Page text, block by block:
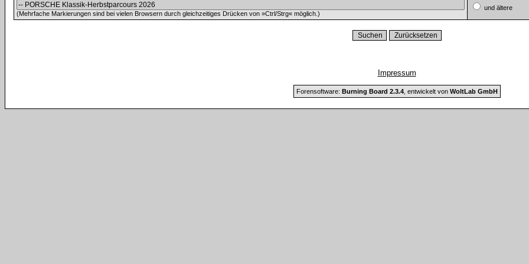
(Mehrfache Markierungen sind bei vielen Browsern durch gleichzeitiges Drücken von »Ctrl/Strg« möglich.)
und ältere
Impressum
Forensoftware: Burning Board 2.3.4, entwickelt von WoltLab GmbH